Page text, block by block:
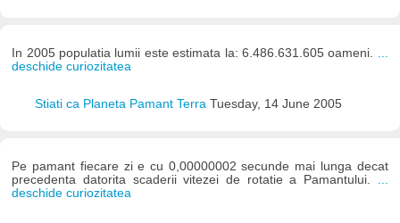
In 2005 populatia lumii este estimata la: 6.486.631.605 oameni. ...
deschide curiozitatea
Stiati ca Planeta Pamant Terra Tuesday, 14 June 2005
Pe pamant fiecare zi e cu 0,00000002 secunde mai lunga decat
precedenta datorita scaderii vitezei de rotatie a Pamantului.
deschide curiozitatea